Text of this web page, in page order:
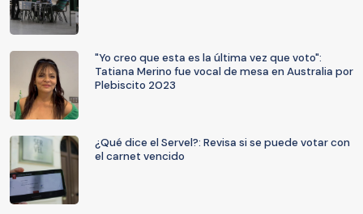
"Yo creo que esta es la última vez que voto":
Tatiana Merino fue vocal de mesa en Australia por
Plebiscito 2023
¿Qué dice el Servel?: Revisa si se puede votar con
el carnet vencido